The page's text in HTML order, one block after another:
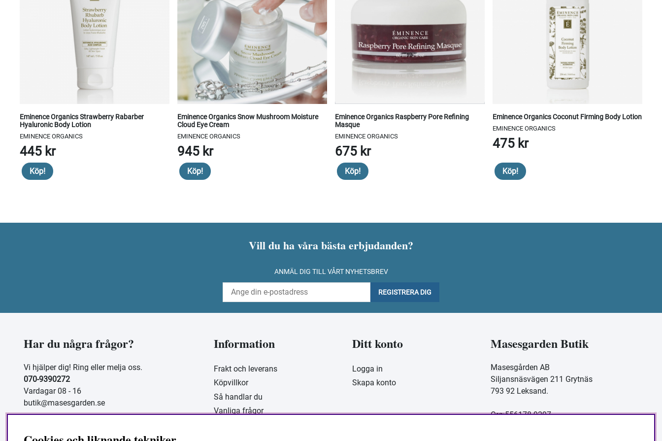
Eminence Organics Strawberry Rabarber
Hyaluronic Body Lotion
EMINENCE ORGANICS
445 kr
Köp!
Eminence Organics Snow Mushroom Moisture
Cloud Eye Cream
EMINENCE ORGANICS
945 kr
Köp!
Eminence Organics Raspberry Pore Refining
Masque
EMINENCE ORGANICS
675 kr
Köp!
Eminence Organics Coconut Firming Body Lotion
EMINENCE ORGANICS
475 kr
Köp!
Vill du ha våra bästa erbjudanden?
ANMÄL DIG TILL VÅRT NYHETSBREV
REGISTRERA DIG
Har du några frågor?
Vi hjälper dig! Ring eller melja oss.
070-9390272
Vardagar 08 - 16
butik@masesgarden.se
Information
Frakt och leverans
Köpvillkor
Så handlar du
Vanliga frågor
Ditt konto
Logga in
Skapa konto
Masesgarden Butik
Masesgården AB
Siljansnäsvägen 211 Grytnäs
793 92 Leksand.
Org:556178-9297